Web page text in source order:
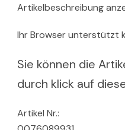
Artikelbeschreibung
Ihr Browser unterstützt
Sie können die
durch klick auf
Artikel Nr.: